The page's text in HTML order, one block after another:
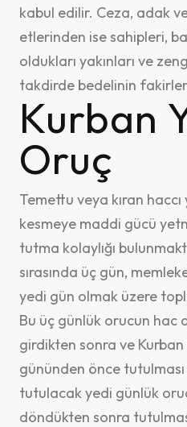
kabul edilir. Ceza, adak
etlerinden ise sahipleri,
oldukları yakınları ve
takdirde bedelinin
Kurban
Oruç
Temettu veya kıran
kesmeye maddi gücü
tutma kolaylığı
sırasında üç gün,
yedi gün olmak üzere
Bu üç günlük orucun hac
girdikten sonra ve Kurban
gününden önce
tutulacak yedi günlük
döndükten sonra